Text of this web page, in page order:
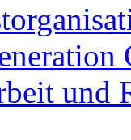
und